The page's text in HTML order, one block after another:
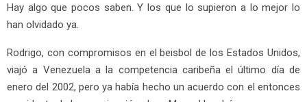
Hay algo que pocos saben. Y los que lo supieron a lo mejor lo
han olvidado ya.
Rodrigo, con compromisos en el beisbol de los Estados Unidos,
viajó a Venezuela a la competencia caribeña el último día de
enero del 2002, pero ya había hecho un acuerdo con el entonces